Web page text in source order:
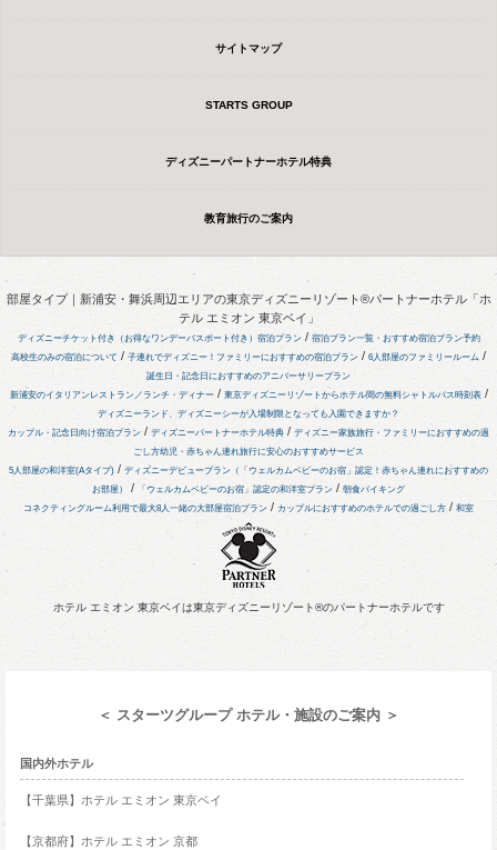
サイトマップ
STARTS GROUP
ディズニーパートナーホテル特典
教育旅行のご案内
部屋タイプ｜新浦安・舞浜周辺エリアの東京ディズニーリゾート®パートナーホテル「ホ
テル エミオン 東京ベイ」
ディズニーチケット付き（お得なワンデーパスポート付き）宿泊プラン/ 宿泊プラン一覧・おすすめ宿泊プラン予約
高校生のみの宿泊について / 子連れでディズニー！ファミリーにおすすめの宿泊プラン / 6人部屋のファミリールーム /
誕生日・記念日におすすめのアニバーサリープラン
新浦安のイタリアンレストラン／ランチ・ディナー/ 東京ディズニーリゾートからホテル間の無料シャトルバス時刻表/
ディズニーランド、ディズニーシーが入場制限となっても入園できますか？
カップル・記念日向け宿泊プラン / ディズニーパートナーホテル特典 / ディズニー家族旅行・ファミリーにおすすめの過
ごし方幼児・赤ちゃん連れ旅行に安心のおすすめサービス
5人部屋の和洋室(Aタイプ) / ディズニーデビュープラン（「ウェルカムベビーのお宿」認定！赤ちゃん連れにおすすめの
お部屋）
/ 「ウェルカムベビーのお宿」認定の和洋室プラン / 朝食バイキング
コネクティングルーム利用で最大8人一緒の大部屋宿泊プラン / カップルにおすすめのホテルでの過ごし方 / 和室
ホテル エミオン 東京ベイは東京ディズニーリゾート®のパートナーホテルです
＜ スターツグループ ホテル・施設のご案内 ＞
国内外ホテル
【千葉県】ホテル エミオン 東京ベイ
【京都府】ホテル エミオン 京都